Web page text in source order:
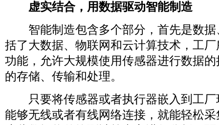
虚实结合，用数据驱动智能制造
智能制造包含多个部分，首先是数据
括了大数据、物联网和云计算技术，工
功能，允许大规模使用传感器进行数据
的存储、传输和处理。
只要将传感器或者执行器嵌入到工厂
能够无线或者有线网络连接，就能轻松